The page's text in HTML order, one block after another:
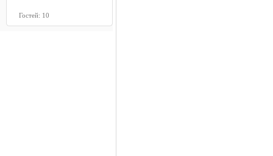
Гостей: 10